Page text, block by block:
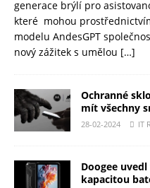
generace brýlí pro
které mohou
modelu AndesGPT
nový zážitek s umělou […]
Ochranné
mít všechny
28-02-2024 IT
Doogee
kapacitou